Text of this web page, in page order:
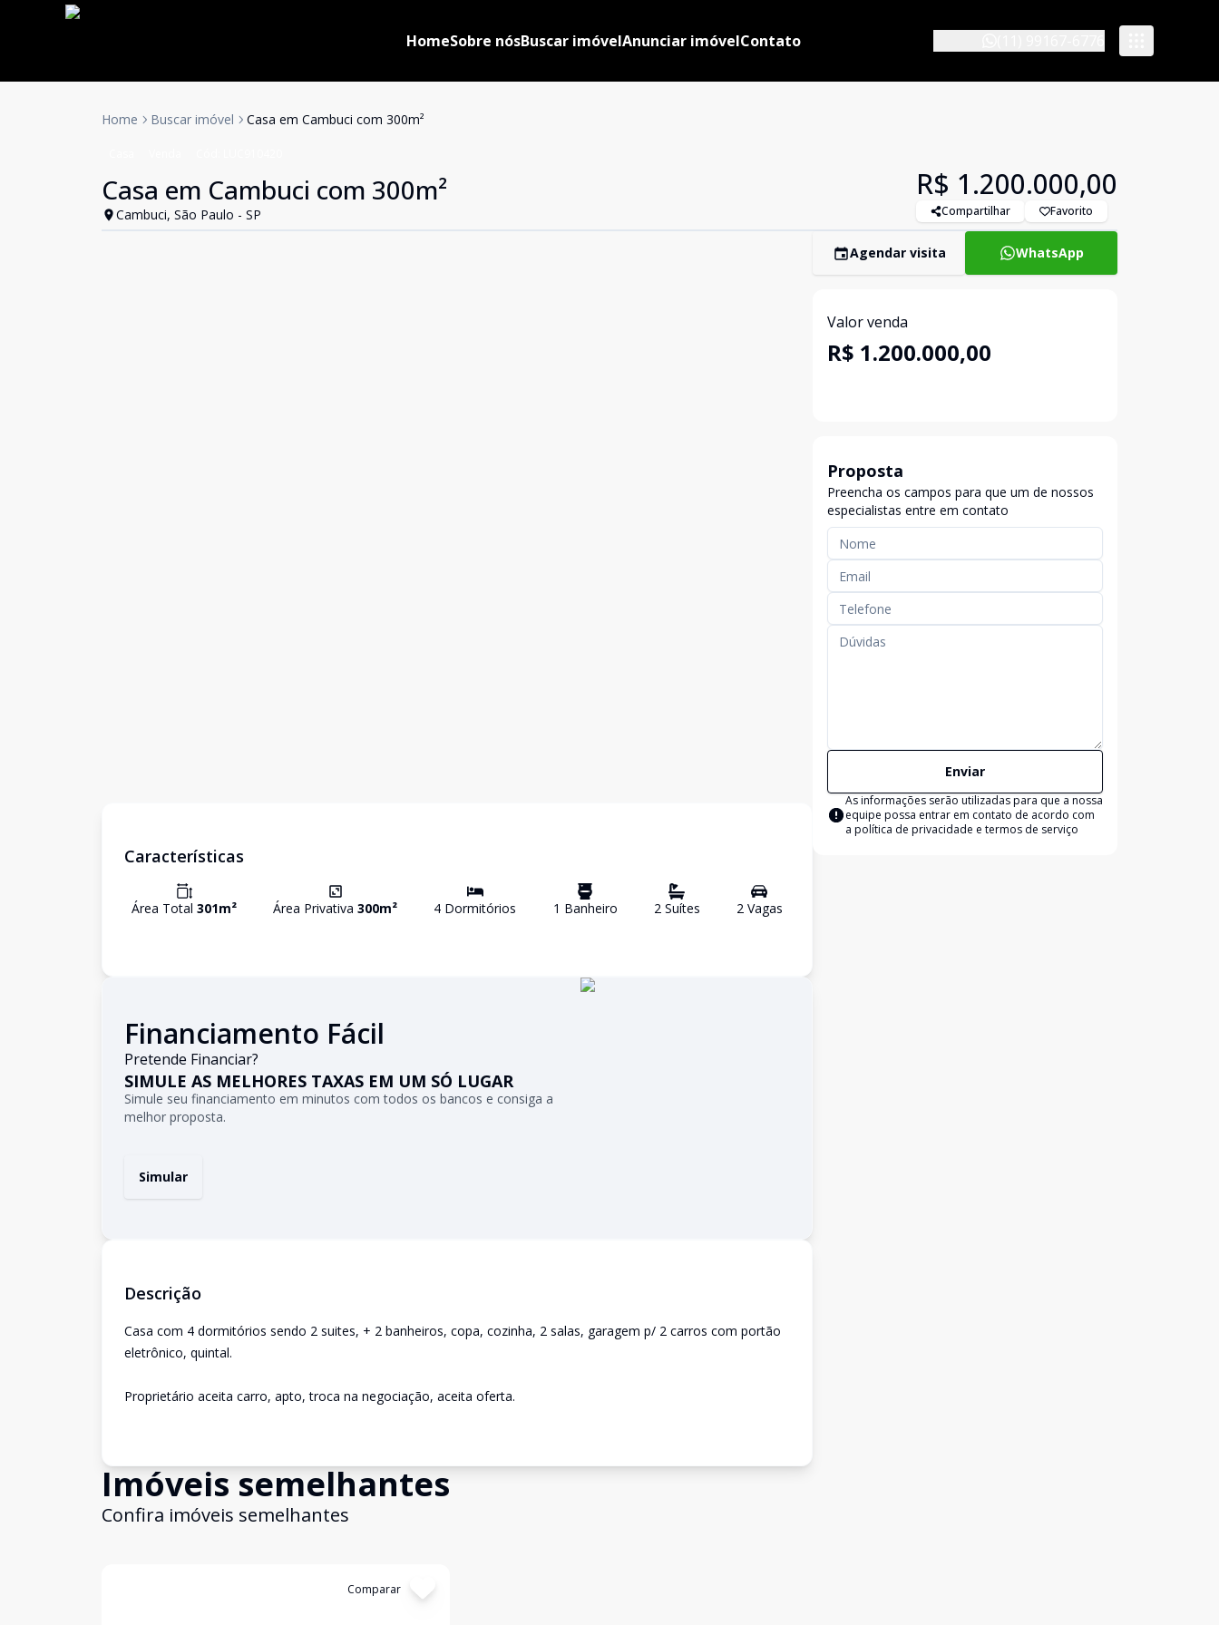
HomeSobre nósBuscar imóvelAnunciar imóvelContato
Home Buscar imóvel Casa em Cambuci com 300m²
Casa em Cambuci com 300m²
Cambuci, São Paulo - SP
R$ 1.200.000,00
Compartilhar Favorito
Características
Área Total 301m² Área Privativa300m² 4 Dormitórios 1 Banheiro 2Suítes 2Vagas
Financiamento Fácil
Pretende Financiar?
SIMULE AS MELHORES TAXAS EM UM SÓ LUGAR
Simule seu financiamento em minutos com todos os bancos e consiga a
melhor proposta.
Simular
Descrição
Casa com 4 dormitórios sendo 2 suites, + 2 banheiros, copa, cozinha, 2 salas, garagem p/ 2 carros com portão
eletrônico, quintal.
Proprietário aceita carro, apto, troca na negociação, aceita oferta.
Imóveis semelhantes
Confira imóveis semelhantes
Comparar
Agendar visita WhatsApp
Valor venda
R$ 1.200.000,00
Proposta
Preencha os campos para que um de nossos
especialistas entre em contato
Enviar
As informações serão utilizadas para que a nossa
equipe possa entrar em contato de acordo com
a política de privacidade e termos de serviço